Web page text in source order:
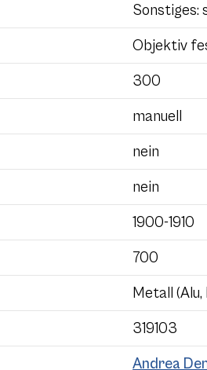
Sonstiges:
Objektiv
300
manuell
nein
nein
1900-1910
700
Metall (Alu,
319103
Andrea